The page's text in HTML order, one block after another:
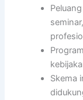
Skema